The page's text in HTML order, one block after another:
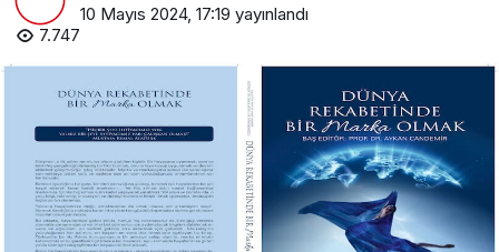
10 Mayıs 2024, 17:19 yayınlandı
7.747